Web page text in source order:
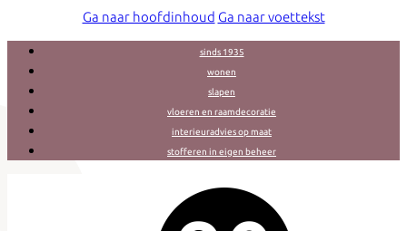
Ga naar hoofdinhoud Ga naar voettekst
sinds 1935
wonen
slapen
vloeren en raamdecoratie
interieuradvies op maat
stofferen in eigen beheer